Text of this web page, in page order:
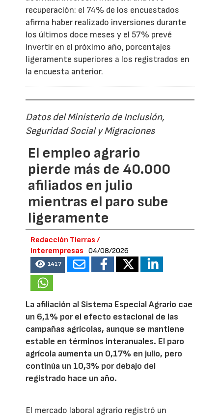
recuperación: el 74% de los encuestados
afirma haber realizado inversiones durante
los últimos doce meses y el 57% prevé
invertir en el próximo año, porcentajes
ligeramente superiores a los registrados en
la encuesta anterior.
Datos del Ministerio de Inclusión,
Seguridad Social y Migraciones
El empleo agrario
pierde más de 40.000
afiliados en julio
mientras el paro sube
ligeramente
Redacción Tierras /
Interempresas
04/08/2026
1417
La afiliación al Sistema Especial Agrario cae
un 6,1% por el efecto estacional de las
campañas agrícolas, aunque se mantiene
estable en términos interanuales. El paro
agrícola aumenta un 0,17% en julio, pero
continúa un 10,3% por debajo del
registrado hace un año.
El mercado laboral agrario registró un